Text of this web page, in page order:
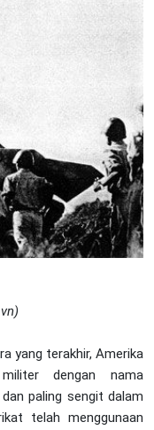
yang terakhir, Amerika
dengan nama
paling sengit dalam
telah menggunaan